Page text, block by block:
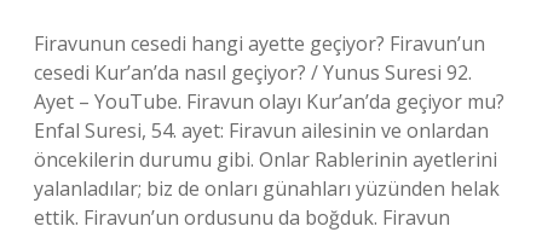
Firavunun cesedi hangi ayette geçiyor? Firavun’un
cesedi Kur’an’da nasıl geçiyor? / Yunus Suresi 92.
Ayet – YouTube. Firavun olayı Kur’an’da geçiyor mu?
Enfal Suresi, 54. ayet: Firavun ailesinin ve onlardan
öncekilerin durumu gibi. Onlar Rablerinin ayetlerini
yalanladılar; biz de onları günahları yüzünden helak
ettik. Firavun’un ordusunu da boğduk. Firavun